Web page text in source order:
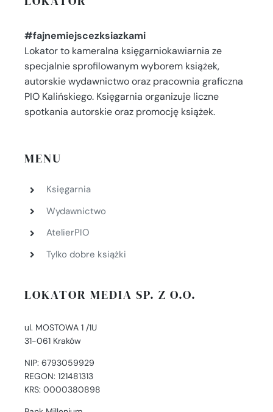
#fajnemiejscezksiazkami
Lokator to kameralna księgarniokawiarnia ze
specjalnie sprofilowanym wyborem książek,
autorskie wydawnictwo oraz pracownia graficzna
PIO Kalińskiego. Księgarnia organizuje liczne
spotkania autorskie oraz promocję książek.
MENU
Księgarnia
Wydawnictwo
AtelierPIO
Tylko dobre książki
LOKATOR MEDIA SP. Z O.O.
ul. MOSTOWA 1 /1U
31-061 Kraków
NIP: 6793059929
REGON: 121481313
KRS: 0000380898